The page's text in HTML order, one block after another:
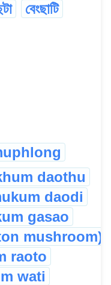
বেংছাটি
daothu
daodi
gasao
mushroom)
raoto
wati